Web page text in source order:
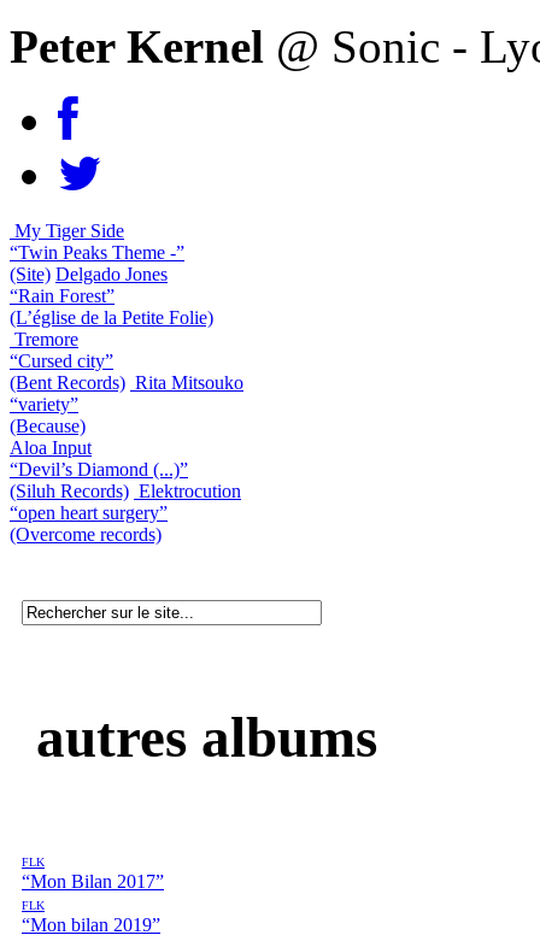
Peter Kernel @ Sonic -
My Tiger Side
“Twin Peaks Theme -”
(Site) Delgado Jones
“Rain Forest”
(L’église de la Petite Folie)
Tremore
“Cursed city”
(Bent Records) Rita Mitsouko
“variety”
(Because)
Aloa Input
“Devil’s Diamond (...)”
(Siluh Records) Elektrocution
“open heart surgery”
(Overcome records)
autres albums
FLK
“Mon Bilan 2017”
FLK
“Mon bilan 2019”